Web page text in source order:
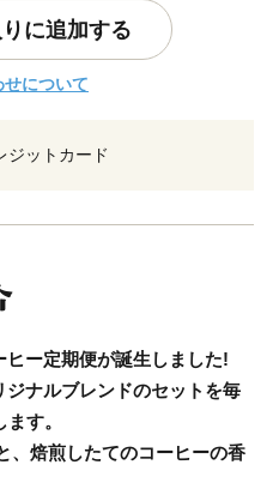
に追加する
せについて
ジットカード
ー定期便が誕生しました!
ナルブレンドのセットを毎
す。
、焙煎したてのコーヒーの香